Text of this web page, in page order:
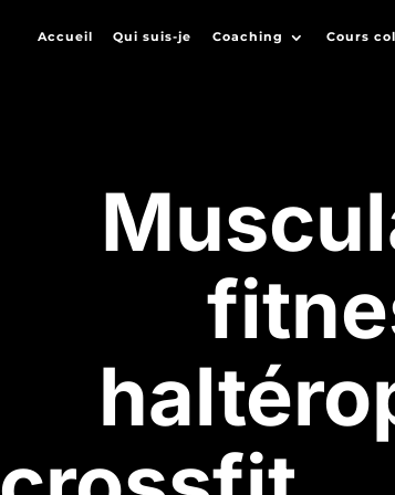
Accueil Qui suis-je Coaching Cours